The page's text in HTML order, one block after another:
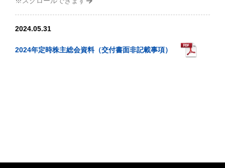
2024.05.31
2024年定時株主総会資料（交付書面非記載事項）